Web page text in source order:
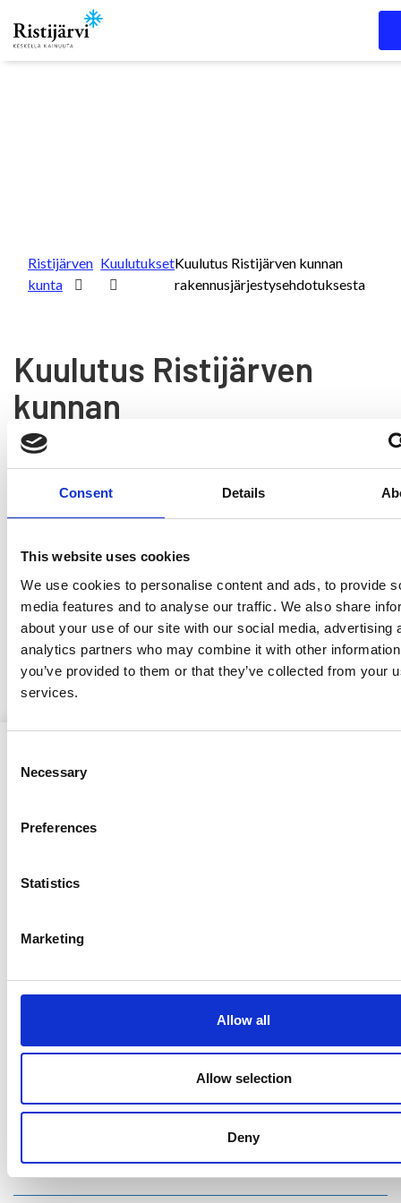
Consent Details
This website uses cookies
We use cookies to personalise content and ads, to provide
media features and to analyse our traffic. We also share
about your use of our site with our social media, advertising
analytics partners who may combine it with other
you’ve provided to them or that they’ve collected from your
services.
Selection
Necessary
Preferences
Statistics
Marketing
Allow all
Allow selection
Deny
Ristijärven
kunta
KuulutuksetKuulutus Ristijärven kunnan
rakennusjärjestysehdotuksesta
Kuulutus Ristijärven
kunnan
Ristijärven kunnan lupa- ja valvontalautakunta hyväksyi
uudistamista koskevan rakennusjärjestysehdotuksen ja
päätti asettaa sen nähtäville.
Kuulutus
Rakennusjärjestysehdotus
Sähköposti
Ristijärvi Twitterissä